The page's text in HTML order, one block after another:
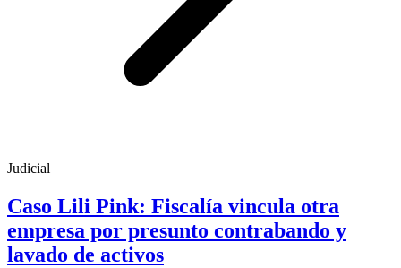
Judicial
Caso Lili Pink: Fiscalía vincula otra
empresa por presunto contrabando y
lavado de activos